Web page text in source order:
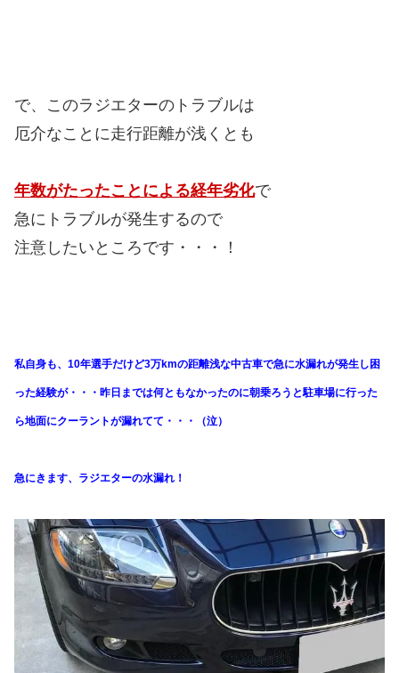
で、このラジエターのトラブルは
厄介なことに走行距離が浅くとも
年数がたったことによる経年劣化で
急にトラブルが発生するので
注意したいところです・・・！
私自身も、10年選手だけど3万kmの距離浅な中古車で急に水漏れが発生し困
った経験が・・・昨日までは何ともなかったのに朝乗ろうと駐車場に行った
ら地面にクーラントが漏れてて・・・（泣）
急にきます、ラジエターの水漏れ！